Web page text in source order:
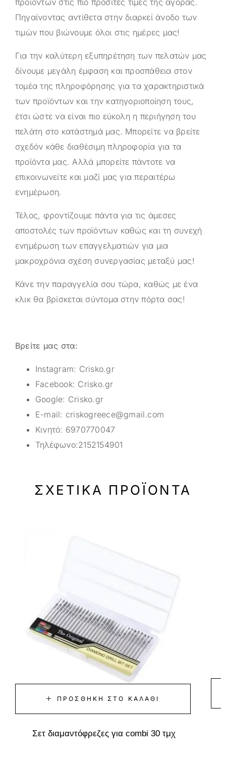
προϊόντων στις πιο προσιτές τιμές της αγοράς.
Πηγαίνοντας αντίθετα στην διαρκεί άνοδο των
τιμών που βιώνουμε όλοι στις ημέρες μας!
Για την καλύτερη εξυπηρέτηση των πελατών μας
δίνουμε μεγάλη έμφαση και προσπάθεια στον
τομέα της πληροφόρησης για τα χαρακτηριστικά
των προϊόντων και την κατηγοριοποίηση τους,
έτσι ώστε να είναι πιο εύκολη η περιήγηση του
πελάτη στο κατάστημά μας. Μπορείτε να βρείτε
σχεδόν κάθε διαθέσιμη πληροφορία για τα
προϊόντα μας. Αλλά μπορείτε πάντοτε να
επικοινωνείτε και μαζί μας για περαιτέρω
ενημέρωση.
Τέλος, φροντίζουμε πάντα για τις άμεσες
αποστολές των προϊόντων καθώς και τη συνεχή
ενημέρωση των επαγγελματιών για μια
μακροχρόνια σχέση συνεργασίας μεταξύ μας!
Κάνε την παραγγελία σου τώρα, καθώς με ένα
κλικ θα βρίσκεται σύντομα στην πόρτα σας!
Βρείτε μας στα:
Instagram: Crisko.gr
Facebook: Crisko.gr
Google: Crisko.gr
E-mail: criskogreece@gmail.com
Κινητό: 6970770047
Τηλέφωνο:2152154901
ΣΧΕΤΙΚΆ ΠΡΟΪΌΝΤΑ
ΠΡΟΣΘΉΚΗ ΣΤΟ ΚΑΛΆΘΙ
Σετ διαμαντόφρεζες για combi 30 τμχ